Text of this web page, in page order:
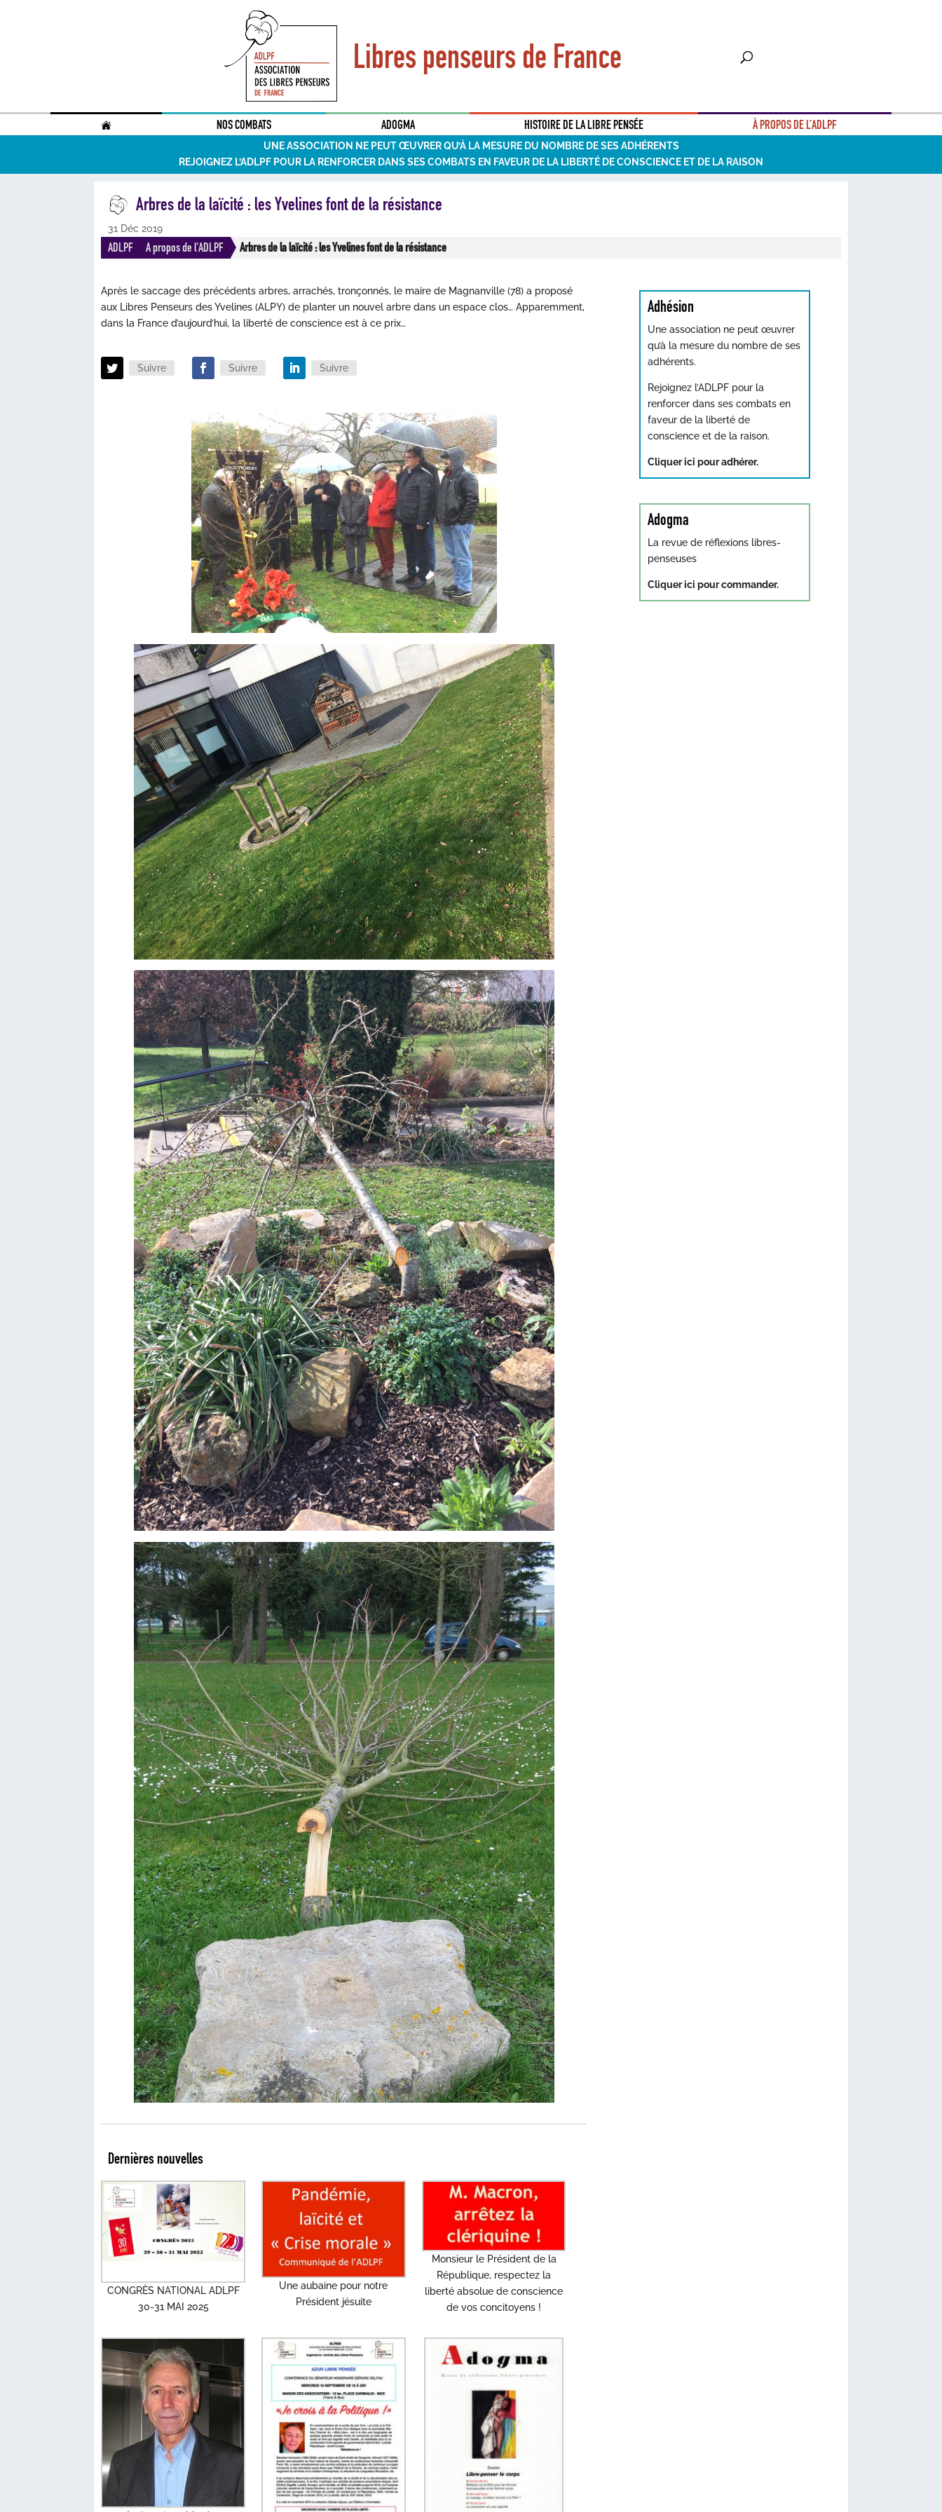
Libres penseurs de France
. NOS COMBATS ADOGMA HISTOIRE DE LA LIBRE PENSÉE À PROPOS DE L’ADLPF
UNE ASSOCIATION NE PEUT ŒUVRER QU’À LA MESURE DU NOMBRE DE SES ADHÉRENTS
REJOIGNEZ L’ADLPF POUR LA RENFORCER DANS SES COMBATS EN FAVEUR DE LA LIBERTÉ DE CONSCIENCE ET DE LA RAISON
Arbres de la laïcité : les Yvelines font de la résistance
31 Déc 2019
ADLPF A propos de l'ADLPF Arbres de la laïcité : les Yvelines font de la résistance
Après le saccage des précédents arbres, arrachés, tronçonnés, le maire de Magnanville (78) a proposé
aux Libres Penseurs des Yvelines (ALPY) de planter un nouvel arbre dans un espace clos… Apparemment,
dans la France d’aujourd’hui, la liberté de conscience est à ce prix…
Suivre Suivre Suivre
Dernières nouvelles
CONGRÈS NATIONAL ADLPF
30-31 MAI 2025
Une aubaine pour notre
Président jésuite
Monsieur le Président de la
République, respectez la
liberté absolue de conscience
de vos concitoyens !
Adhésion
Une association ne peut œuvrer
qu’à la mesure du nombre de ses
adhérents.
Rejoignez l’ADLPF pour la
renforcer dans ses combats en
faveur de la liberté de
conscience et de la raison.
Cliquer ici pour adhérer.
Adogma
La revue de réflexions libres-
penseuses
Cliquer ici pour commander.